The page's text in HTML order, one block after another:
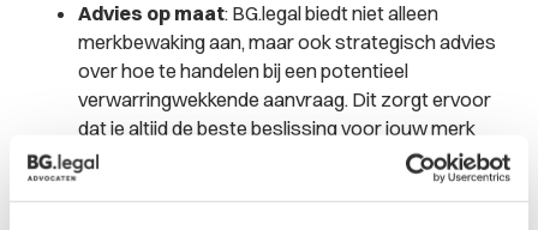
Advies op maat: BG.legal biedt niet alleen
merkbewaking aan, maar ook strategisch advies
over hoe te handelen bij een potentieel
verwarringwekkende aanvraag. Dit zorgt ervoor
dat je altijd de beste beslissing voor jouw merk
kunt maken.
: door vroegtijdig potentiële